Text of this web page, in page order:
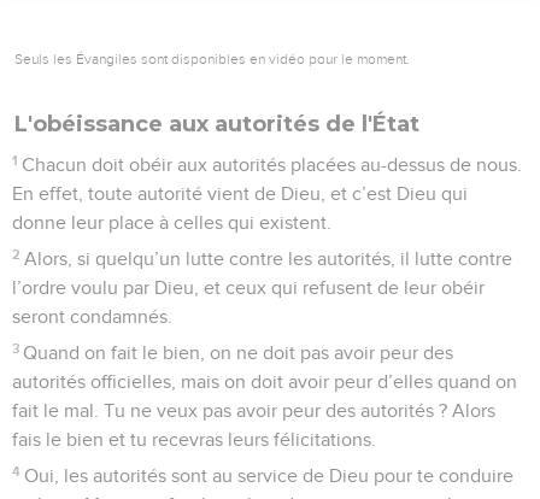
Seuls les Évangiles sont disponibles en vidéo pour le moment.
L'obéissance aux autorités de l'État
1 Chacun doit obéir aux autorités placées au-dessus de nous.
En effet, toute autorité vient de Dieu, et c’est Dieu qui
donne leur place à celles qui existent.
2 Alors, si quelqu’un lutte contre les autorités, il lutte contre
l’ordre voulu par Dieu, et ceux qui refusent de leur obéir
seront condamnés.
3 Quand on fait le bien, on ne doit pas avoir peur des
autorités officielles, mais on doit avoir peur d’elles quand on
fait le mal. Tu ne veux pas avoir peur des autorités ? Alors
fais le bien et tu recevras leurs félicitations.
4 Oui, les autorités sont au service de Dieu pour te conduire